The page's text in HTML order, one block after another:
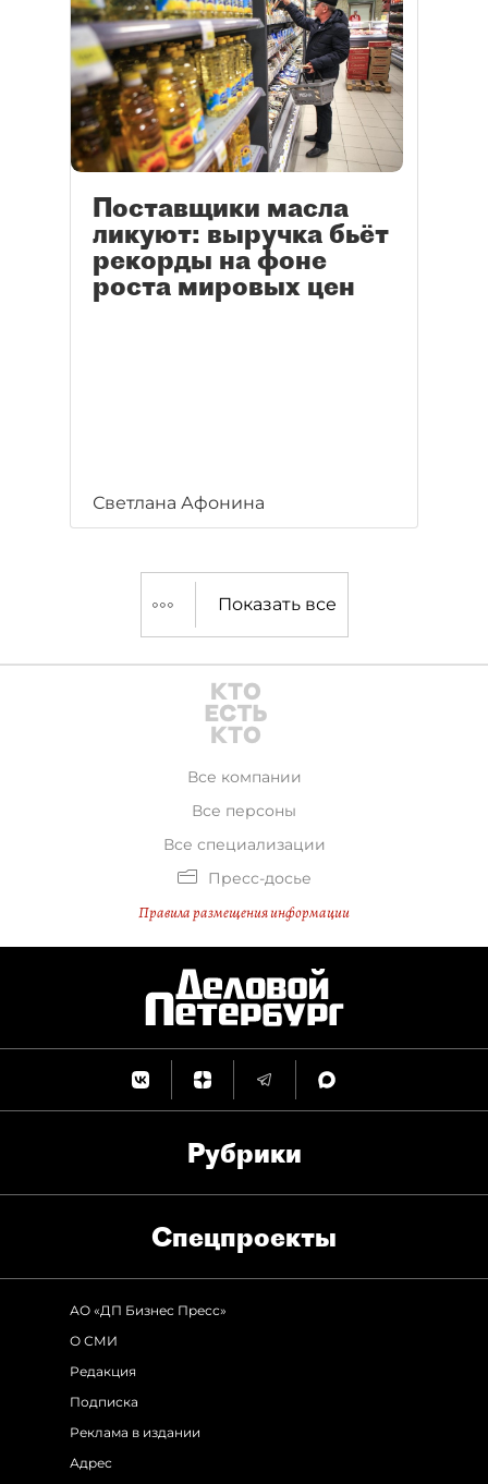
Поставщики масла
ликуют: выручка бьёт
рекорды на фоне
роста мировых цен
Светлана Афонина
Показать все
Все компании
Все персоны
Все специализации
Пресс-досье
Правила размещения информации
Рубрики
Спец­проекты
АО «ДП Бизнес Пресс»
О СМИ
Редакция
Подписка
Реклама в издании
Адрес